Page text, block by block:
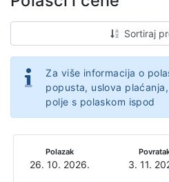
Sortiraj
Za više informacija o
popusta, uslova
polje s polaskom ispod
Polazak
26. 10. 2026. 3. 11.